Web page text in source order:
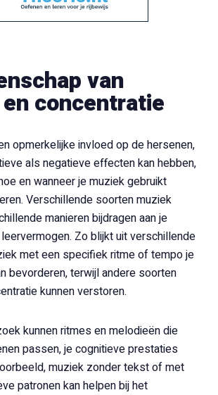
van
concentratie
opmerkelijke invloed op de hersenen,
als negatieve effecten kan hebben,
en wanneer je muziek gebruikt
Verschillende soorten muziek
manieren bijdragen aan je
Zo blijkt uit verschillende
met een specifiek ritme of tempo je
bevorderen, terwijl andere soorten
kunnen verstoren.
kunnen ritmes en melodieën die
passen, je cognitieve prestaties
muziek zonder tekst of met
patronen kan helpen bij het